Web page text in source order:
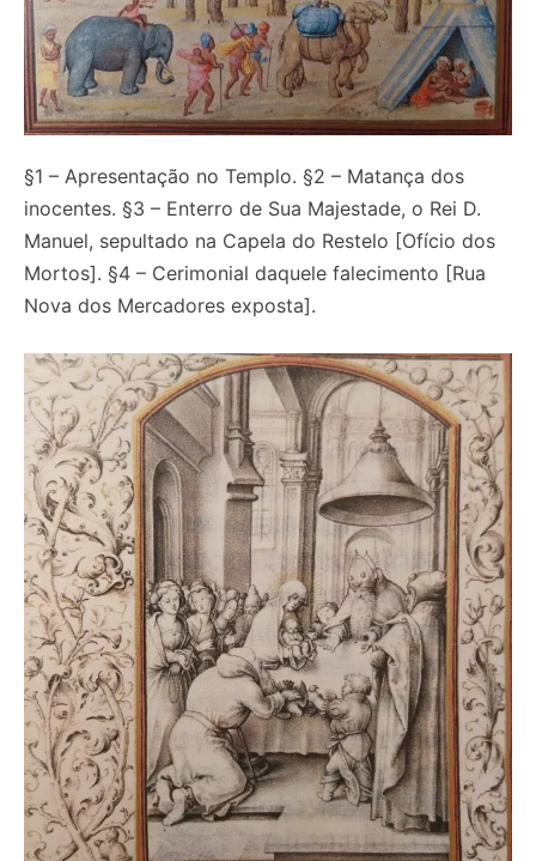
§1 – Apresentação no Templo. §2 – Matança dos
inocentes. §3 – Enterro de Sua Majestade, o Rei D.
Manuel, sepultado na Capela do Restelo [Ofício dos
Mortos]. §4 – Cerimonial daquele falecimento [Rua
Nova dos Mercadores exposta].